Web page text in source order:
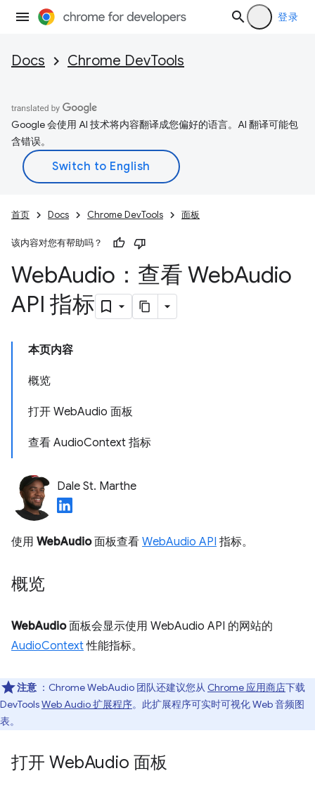
登录
Docs Chrome DevTools
Google 会使用 AI 技术将内容翻译成您偏好的语言。AI 翻译可能包
含错误。
首页 Docs Chrome DevTools 面板
该内容对您有帮助吗？
WebAudio：查看 WebAudio
API 指标
本页内容
概览
打开 WebAudio 面板
查看 AudioContext 指标
Dale St. Marthe
使用 WebAudio面板查看 WebAudio API 指标。
概览
WebAudio面板会显示使用 WebAudio API 的网站的
AudioContext性能指标。
注意 ：Chrome WebAudio 团队还建议您从 Chrome 应用商店下载
DevToolsWeb Audio 扩展程序。此扩展程序可实时可视化 Web 音频图
表。
打开 WebAudio 面板